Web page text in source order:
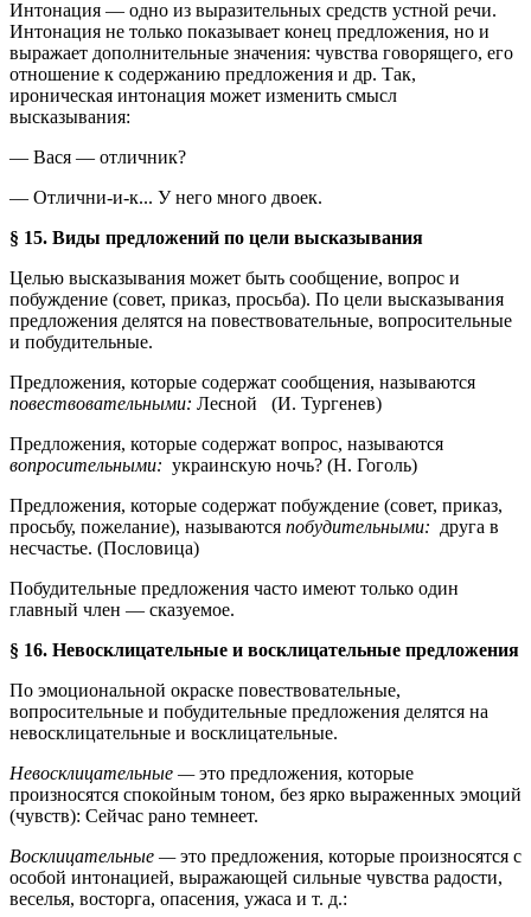
Интонация — одно из выразительных средств устной речи.
Интонация не только показывает конец предложения, но и
выражает дополнительные значения: чувства говорящего, его
отношение к содержанию предложения и др. Так,
ироническая интонация может изменить смысл
высказывания:
— Вася — отличник?
— Отлични-и-к... У него много двоек.
§ 15. Виды предложений по цели высказывания
Целью высказывания может быть сообщение, вопрос и
побуждение (совет, приказ, просьба). По цели высказывания
предложения делятся на повествовательные, вопросительные
и побудительные.
Предложения, которые содержат сообщения, называются
повествовательными: Лесной
(И. Тургенев)
Предложения, которые содержат вопрос, называются
вопросительными: украинскую ночь? (Н. Гоголь)
Предложения, которые содержат побуждение (совет, приказ,
просьбу, пожелание), называются побудительными: друга в
несчастье. (Пословица)
Побудительные предложения часто имеют только один
главный член — сказуемое.
§ 16. Невосклицательные и восклицательные предложения
По эмоциональной окраске повествовательные,
вопросительные и побудительные предложения делятся на
невосклицательные и восклицательные.
Невосклицательные —это предложения, которые
произносятся спокойным тоном, без ярко выраженных эмоций
(чувств): Сейчас рано темнеет.
Восклицательные —это предложения, которые произносятся с
особой интонацией, выражающей сильные чувства радости,
веселья, восторга, опасения, ужаса и т. д.: